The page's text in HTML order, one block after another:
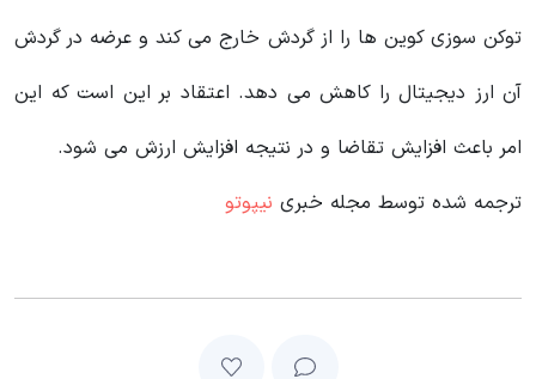
توکن سوزی کوین ها را از گردش خارج می کند و عرضه در گردش
آن ارز دیجیتال را کاهش می دهد. اعتقاد بر این است که این
امر باعث افزایش تقاضا و در نتیجه افزایش ارزش می شود.
ترجمه شده توسط مجله خبری نیپوتو